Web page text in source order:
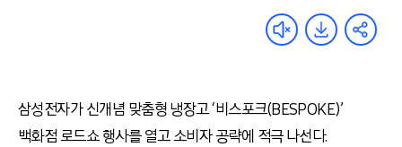
삼성전자가 신개념 맞춤형 냉장고 ‘비스포크(BESPOKE)’
백화점 로드쇼 행사를 열고 소비자 공략에 적극 나선다.